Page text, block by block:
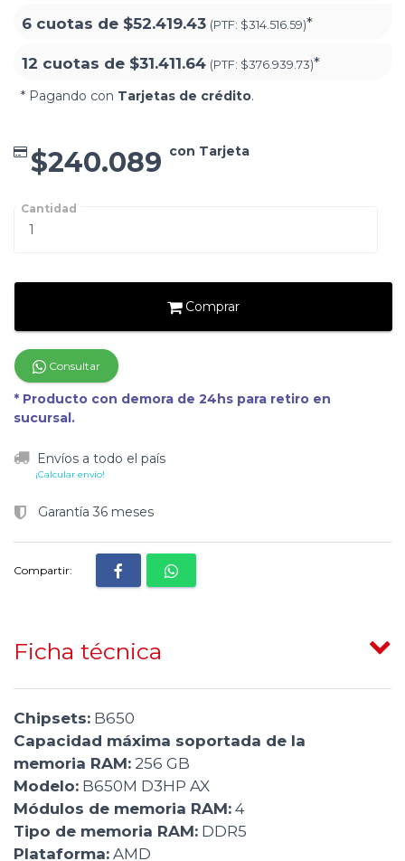
6 cuotas de $52.419.43 (PTF: $314.516.59)*
12 cuotas de $31.411.64 (PTF: $376.939.73)*
* Pagando con Tarjetas de crédito.
$240.089 con Tarjeta
Cantidad
Comprar
Consultar
* Producto con demora de 24hs para retiro en
sucursal.
Envíos a todo el país
¡Calcular envío!
Garantía 36 meses
Compartir:
Ficha técnica
Chipsets: B650
Capacidad máxima soportada de la
memoria RAM: 256 GB
Modelo: B650M D3HP AX
Módulos de memoria RAM: 4
Tipo de memoria RAM: DDR5
Plataforma: AMD